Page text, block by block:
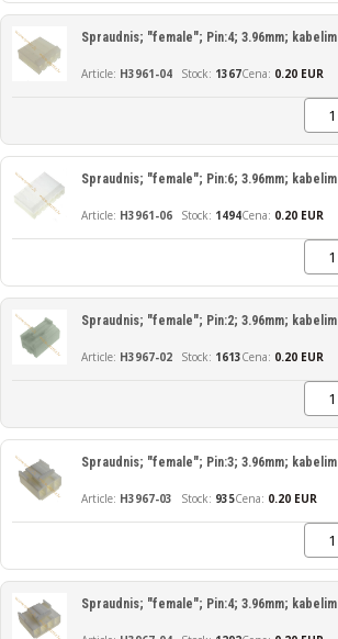
H3961-04
Spraudnis; "female"; Pin:4; 3.96mm; kabelim
1367Cena: 0.20 EUR
H3961-06
Spraudnis; "female"; Pin:6; 3.96mm; kabelim
1494Cena: 0.20 EUR
H3967-02
Spraudnis; "female"; Pin:2; 3.96mm; kabelim
1613Cena: 0.20 EUR
H3967-03
Spraudnis; "female"; Pin:3; 3.96mm; kabelim
935Cena: 0.20 EUR
Spraudnis; "female"; Pin:4; 3.96mm; kabelim